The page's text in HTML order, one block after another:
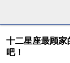
十二星座最顾
吧！